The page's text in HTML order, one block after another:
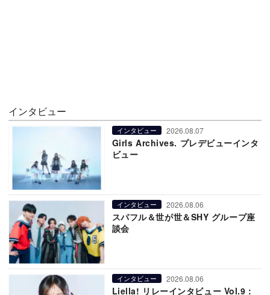
インタビュー
インタビュー 2026.08.07
Girls Archives. プレデビューインタ
ビュー
インタビュー 2026.08.06
スパフル＆世が世＆SHY グループ座
談会
インタビュー 2026.08.06
Liella! リレーインタビュー Vol.9：